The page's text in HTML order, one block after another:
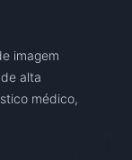
imagem
alta
médico,